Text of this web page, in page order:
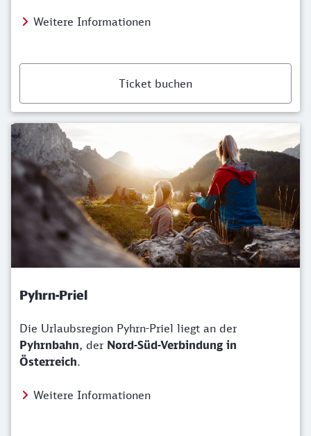
Weitere Informationen
Ticket buchen
Pyhrn-Priel
Die Urlaubsregion Pyhrn-Priel liegt an der
Pyhrnbahn, der Nord-Süd-Verbindung in
Österreich.
Weitere Informationen